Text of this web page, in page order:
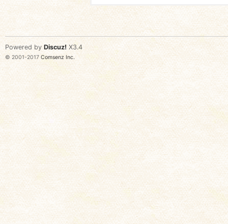
Powered by Discuz! X3.4
© 2001-2017 Comsenz Inc.